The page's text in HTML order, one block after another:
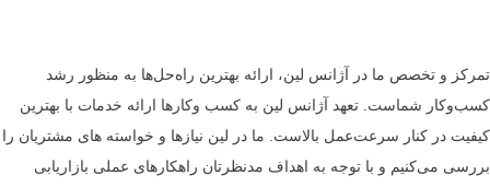
و تخصص ما در آژانس لین، ارائه بهترین راه‌حل‌ها به منظور رشد
کسب‌وکار شماست. تعهد آژانس لین به کسب ‎وکارها ارائه خدمات با بهترین
در کنار سرعت‌عمل بالاست. ما در لین نیازها و خواسته های مشتریان را
می‌کنیم و با توجه به اهداف مدنظرتان راهکارهای عملی بازاریابی